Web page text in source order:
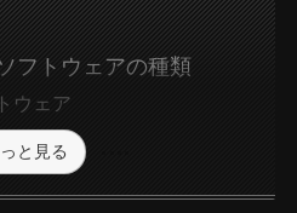
フトウェアの種類
ウェア
と見る